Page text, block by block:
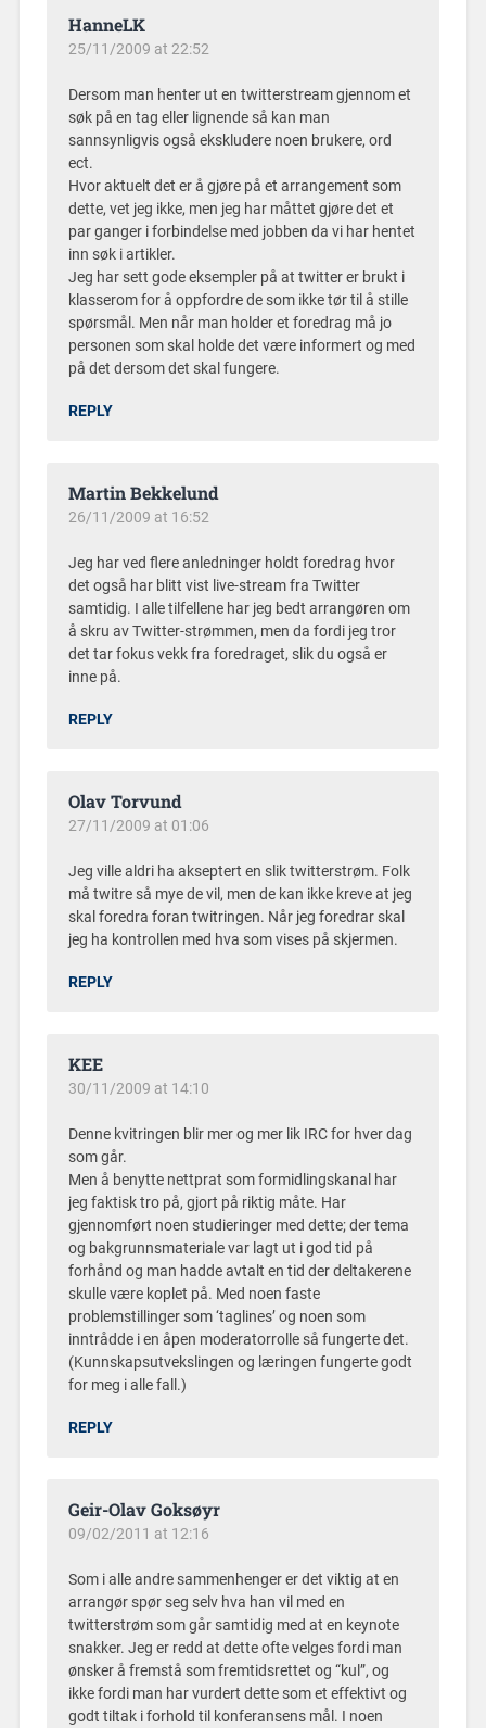
HanneLK
25/11/2009 at 22:52
Dersom man henter ut en twitterstream gjennom et
søk på en tag eller lignende så kan man
sannsynligvis også ekskludere noen brukere, ord
ect.
Hvor aktuelt det er å gjøre på et arrangement som
dette, vet jeg ikke, men jeg har måttet gjøre det et
par ganger i forbindelse med jobben da vi har hentet
inn søk i artikler.
Jeg har sett gode eksempler på at twitter er brukt i
klasserom for å oppfordre de som ikke tør til å stille
spørsmål. Men når man holder et foredrag må jo
personen som skal holde det være informert og med
på det dersom det skal fungere.
REPLY
Martin Bekkelund
26/11/2009 at 16:52
Jeg har ved flere anledninger holdt foredrag hvor
det også har blitt vist live-stream fra Twitter
samtidig. I alle tilfellene har jeg bedt arrangøren om
å skru av Twitter-strømmen, men da fordi jeg tror
det tar fokus vekk fra foredraget, slik du også er
inne på.
REPLY
Olav Torvund
27/11/2009 at 01:06
Jeg ville aldri ha akseptert en slik twitterstrøm. Folk
må twitre så mye de vil, men de kan ikke kreve at jeg
skal foredra foran twitringen. Når jeg foredrar skal
jeg ha kontrollen med hva som vises på skjermen.
REPLY
KEE
30/11/2009 at 14:10
Denne kvitringen blir mer og mer lik IRC for hver dag
som går.
Men å benytte nettprat som formidlingskanal har
jeg faktisk tro på, gjort på riktig måte. Har
gjennomført noen studieringer med dette; der tema
og bakgrunnsmateriale var lagt ut i god tid på
forhånd og man hadde avtalt en tid der deltakerene
skulle være koplet på. Med noen faste
problemstillinger som ‘taglines’ og noen som
inntrådde i en åpen moderatorrolle så fungerte det.
(Kunnskapsutvekslingen og læringen fungerte godt
for meg i alle fall.)
REPLY
Geir-Olav Goksøyr
09/02/2011 at 12:16
Som i alle andre sammenhenger er det viktig at en
arrangør spør seg selv hva han vil med en
twitterstrøm som går samtidig med at en keynote
snakker. Jeg er redd at dette ofte velges fordi man
ønsker å fremstå som fremtidsrettet og “kul”, og
ikke fordi man har vurdert dette som et effektivt og
godt tiltak i forhold til konferansens mål. I noen